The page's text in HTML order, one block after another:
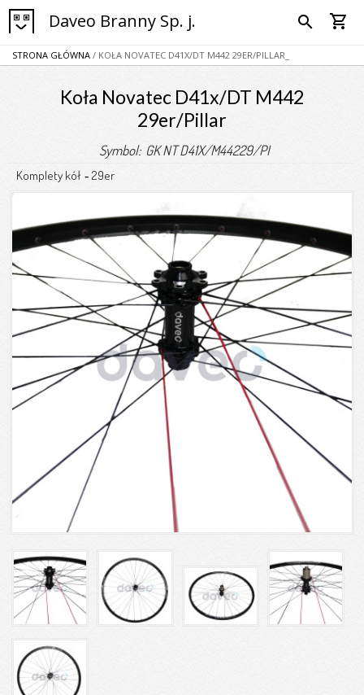
Daveo Branny Sp. j. search shopping_cart
STRONA GŁÓWNA / KOŁA NOVATEC D41X/DT M442 29ER/PILLAR_
Koła Novatec D41x/DT M442
29er/Pillar
Symbol: GK NT D41X/M44229/PI
Komplety kół- 29er